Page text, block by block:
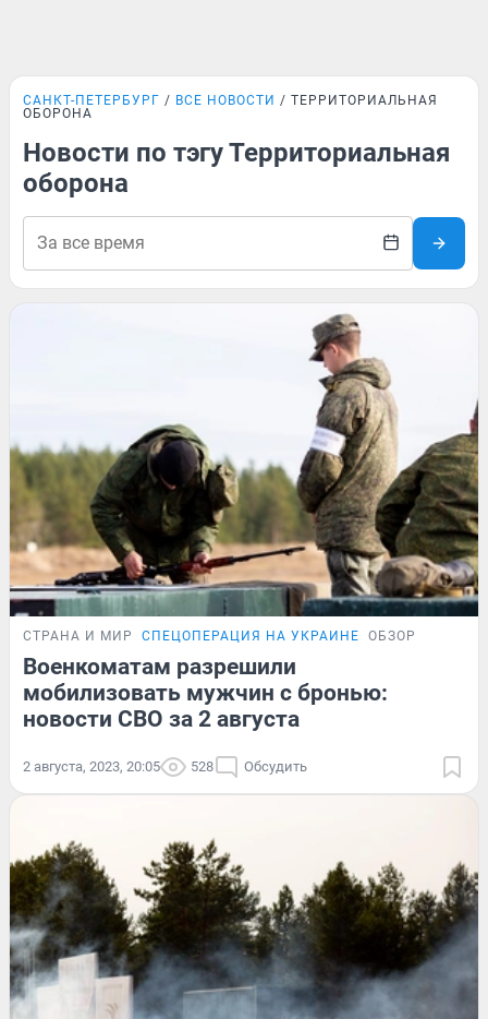
САНКТ-ПЕТЕРБУРГ ВСЕ НОВОСТИ
ТЕРРИТОРИАЛЬНАЯ
ОБОРОНА
Новости по тэгу Территориальная
оборона
СТРАНА И МИР СПЕЦОПЕРАЦИЯ НА УКРАИНЕ ОБЗОР
Военкоматам разрешили
мобилизовать мужчин с бронью:
новости СВО за 2 августа
2 августа, 2023, 20:05 528 Обсудить